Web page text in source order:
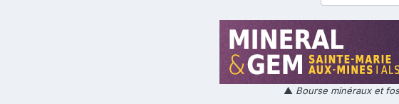
▲ Bourse minéraux et